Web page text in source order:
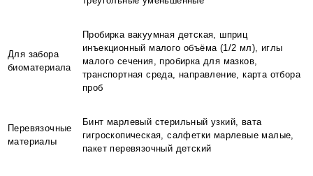
Для забора
биоматериала
Пробирка вакуумная детская, шприц
инъекционный малого объёма (1/2 мл), иглы
малого сечения, пробирка для мазков,
транспортная среда, направление, карта отбора
проб
Перевязочные
материалы
Бинт марлевый стерильный узкий, вата
гигроскопическая, салфетки марлевые малые,
пакет перевязочный детский